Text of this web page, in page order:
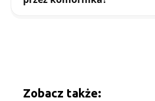
Zobacz także: